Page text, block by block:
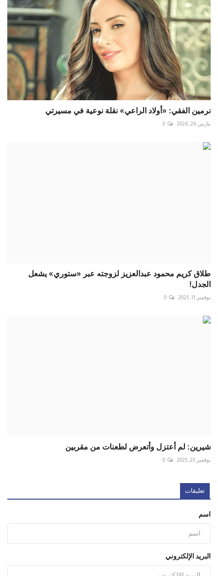
نرمين الفقي: «أولاد الراعي» نقلة نوعية في مسيرتي
مارس 26, 2026 0
طلاق كريم محمود عبدالعزيز لزوجته عبر «ستوري» يشعل
الجدل!
نوفمبر 11, 2025 0
شيرين: لم أعتزل وأتعرض لطعنات من مقربين
نوفمبر 23, 2025 0
تعليقات
اسم
البريد الإلكتروني